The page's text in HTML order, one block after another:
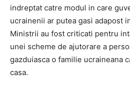
indreptat catre modul in care
ucrainenii ar putea gasi adapost
Ministrii au fost criticati pentru
unei scheme de ajutorare a
gazduiasca o familie ucraineana
casa.